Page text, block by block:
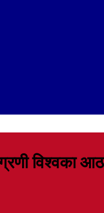
विश्वका आठ